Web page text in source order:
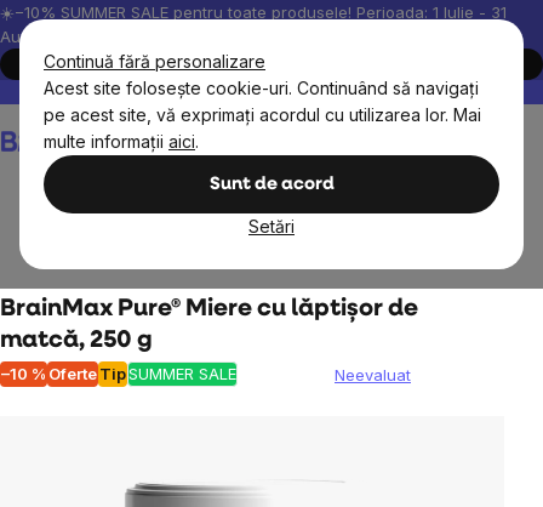
Continuă fără personalizare
Acest site folosește cookie-uri. Continuând să navigați
pe acest site, vă exprimați acordul cu utilizarea lor. Mai
multe informații aici.
Sunt de acord
Setări
Treci
la
conținut
☀️−10% SUMMER SALE pentru toate produsele! Perioada: 1 Iulie - 31
August, 2026.
Cumpără acum
Peste 200.000 de recenzii verificate
Produsele noastre sunt
Coş
de
BrainMax Pure® Miere cu lăptișor de
matcă, 250 g
–10 % OferteTipSUMMER SALE
Evaluarea
este
Neevaluat